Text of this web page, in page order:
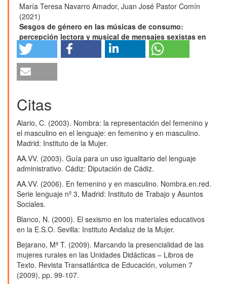
María Teresa Navarro Amador, Juan José Pastor Comín
(2021)
Sesgos de género en las músicas de consumo:
percepción lectora y musical de mensajes sexistas en
estudiantes de magisterio.Revista Complutense de
Educación,32(1),113.
10.5209/rced.68063
de investigación y labor creativa,
Ana Pano Alamán (2022)
De locuciones cansinas a acciones propagandísticas:
columnismo lingüístico español (1980-2020).Círculo
de Lingüística Aplicada a la Comunicación,
10.5209/clac.79499
Citas
Alario, C. (2003). Nombra: la representación del femenino y
el masculino en el lenguaje: en femenino y en masculino.
Madrid: Instituto de la Mujer.
AA.VV. (2003). Guía para un uso igualitario del lenguaje
administrativo. Cádiz: Diputación de Cádiz.
AA.VV. (2006). En femenino y en masculino. Nombra.en.red.
Serie lenguaje nº 3, Madrid: Instituto de Trabajo y Asuntos
Sociales.
Blanco, N. (2000). El sexismo en los materiales educativos
en la E.S.O. Sevilla: Instituto Andaluz de la Mujer.
Bejarano, Mª T. (2009). Marcando la presencialidad de las
mujeres rurales en las Unidades Didácticas – Libros de
Texto. Revista Transatlántica de Educación, volumen 7
(2009), pp. 99-107.